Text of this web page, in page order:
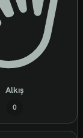
Alkış
0